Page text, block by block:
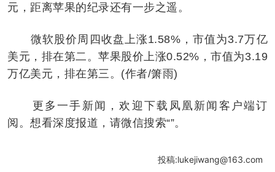
元，距离苹果的纪录还有一步之遥。
微软股价周四收盘上涨1.58%，市值为3.7万亿
美元，排在第二。苹果股价上涨0.52%，市值为3.19
万亿美元，排在第三。(作者/箫雨)
更多一手新闻，欢迎下载凤凰新闻客户端订
阅。想看深度报道，请微信搜索“”。
投稿:lukejiwang@163.com